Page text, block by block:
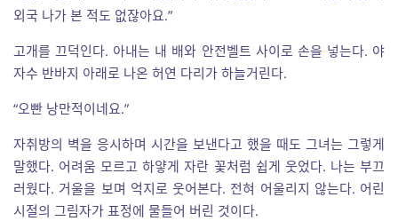
외국 나가 본 적도 없잖아요.”
고개를 끄덕인다. 아내는 내 배와 안전벨트 사이로 손을 넣는다. 야
자수 반바지 아래로 나온 허연 다리가 하늘거린다.
“오빤 낭만적이네요.”
자취방의 벽을 응시하며 시간을 보낸다고 했을 때도 그녀는 그렇게
말했다. 어려움 모르고 하얗게 자란 꽃처럼 쉽게 웃었다. 나는 부끄
러웠다. 거울을 보며 억지로 웃어본다. 전혀 어울리지 않는다. 어린
시절의 그림자가 표정에 물들어 버린 것이다.